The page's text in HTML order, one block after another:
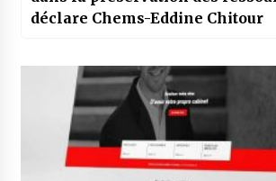
déclare Chems-Eddine Chitour